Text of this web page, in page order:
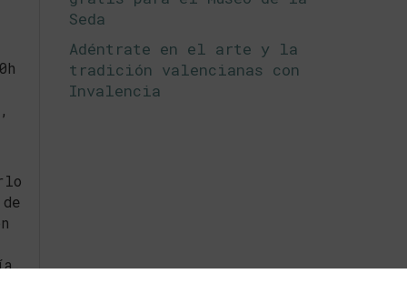
Seda
Adéntrate en el arte y la
tradición valencianas con
Invalencia